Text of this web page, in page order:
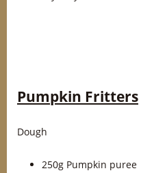
Pumpkin Fritters
Dough
250g Pumpkin puree